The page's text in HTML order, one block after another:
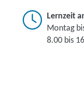
Lernzeit
Montag
8.00 bis